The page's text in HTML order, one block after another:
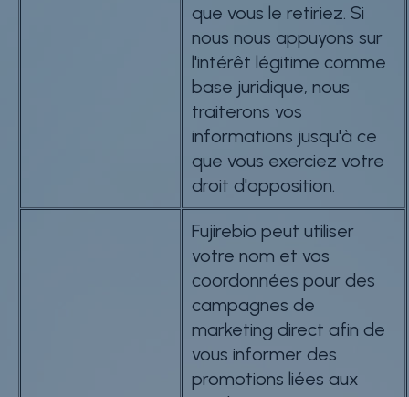
que vous le retiriez. Si
nous nous appuyons sur
l'intérêt légitime comme
base juridique, nous
traiterons vos
informations jusqu'à ce
que vous exerciez votre
droit d'opposition.
Fujirebio peut utiliser
votre nom et vos
coordonnées pour des
campagnes de
marketing direct afin de
vous informer des
promotions liées aux